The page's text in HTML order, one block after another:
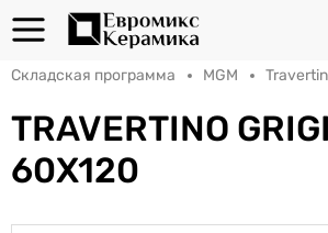
Складская программа MGM
TRAVERTINO
60X120